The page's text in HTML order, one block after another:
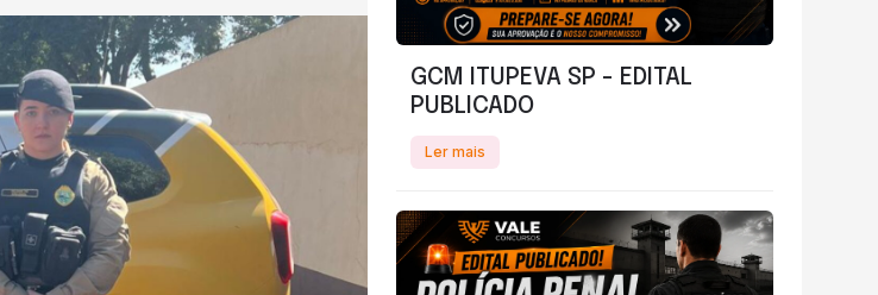
GCM ITUPEVA SP - EDITAL
PUBLICADO
Ler mais